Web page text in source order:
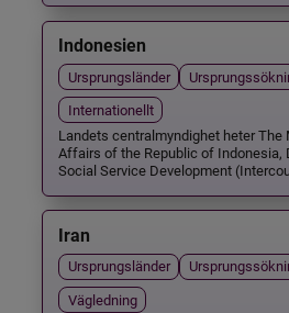
Indonesien
Ursprungsländer
Internationellt
Landets centralmyndighet heter The
Affairs of the Republic of Indonesia,
Social Service Development
Iran
Ursprungsländer
Vägledning